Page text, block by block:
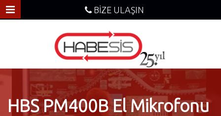
BİZE ULAŞIN
HBS PM400B El Mikrofonu